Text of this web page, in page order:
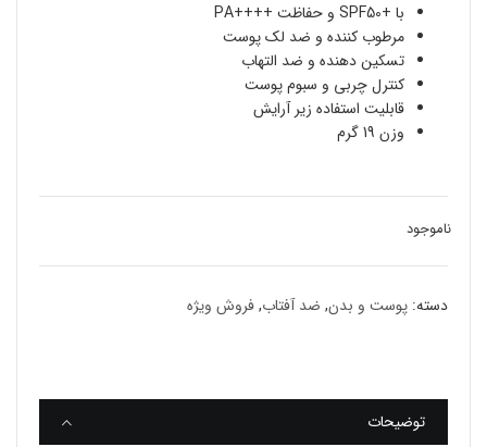
با +SPF50 و حفاظت ++++PA
مرطوب کننده و ضد لک پوست
تسکین دهنده و ضد التهاب
کنترل چربی و سبوم پوست
قابلیت استفاده زیر آرایش
وزن 19 گرم
ناموجود
دسته: پوست و بدن, ضد آفتاب,فروش ویژه
توضیحات